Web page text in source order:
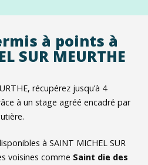
à points à
SUR MEURTHE
récupérez jusqu’à 4
à un stage agréé encadré par
à SAINT MICHEL SUR
voisines comme Saint die des